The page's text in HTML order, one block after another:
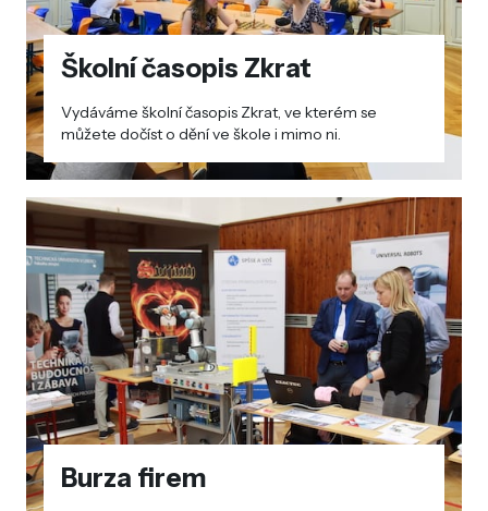
Školní časopis Zkrat
Vydáváme školní časopis Zkrat, ve kterém se
můžete dočíst o dění ve škole i mimo ni.
Burza firem